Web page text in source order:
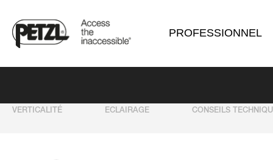
PROFESSIONNEL
VERTICALITÉ ECLAIRAGE CONSEILS